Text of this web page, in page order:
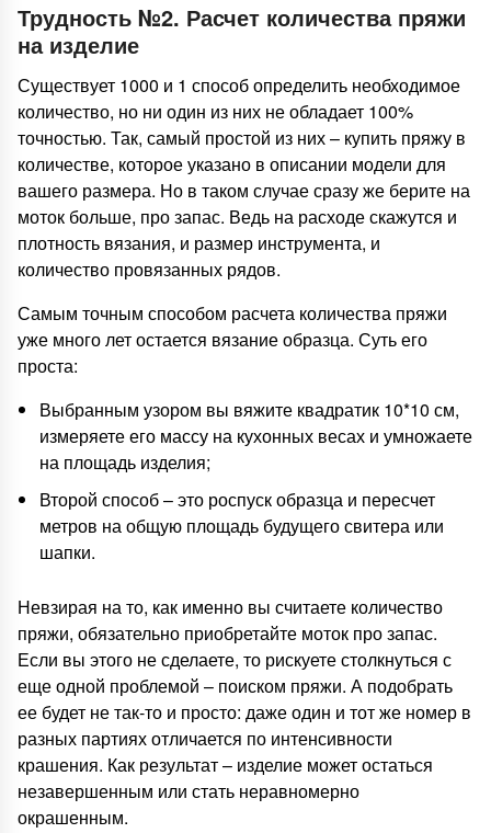
Трудность №2. Расчет количества пряжи
на изделие
Существует 1000 и 1 способ определить необходимое
количество, но ни один из них не обладает 100%
точностью. Так, самый простой из них – купить пряжу в
количестве, которое указано в описании модели для
вашего размера. Но в таком случае сразу же берите на
моток больше, про запас. Ведь на расходе скажутся и
плотность вязания, и размер инструмента, и
количество провязанных рядов.
Самым точным способом расчета количества пряжи
уже много лет остается вязание образца. Суть его
проста:
Выбранным узором вы вяжите квадратик 10*10 см,
измеряете его массу на кухонных весах и умножаете
на площадь изделия;
Второй способ – это роспуск образца и пересчет
метров на общую площадь будущего свитера или
шапки.
Невзирая на то, как именно вы считаете количество
пряжи, обязательно приобретайте моток про запас.
Если вы этого не сделаете, то рискуете столкнуться с
еще одной проблемой – поиском пряжи. А подобрать
ее будет не так-то и просто: даже один и тот же номер в
разных партиях отличается по интенсивности
крашения. Как результат – изделие может остаться
незавершенным или стать неравномерно
окрашенным.